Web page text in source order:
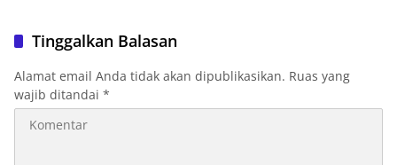
Tinggalkan Balasan
Alamat email Anda tidak akan dipublikasikan. Ruas yang
wajib ditandai *